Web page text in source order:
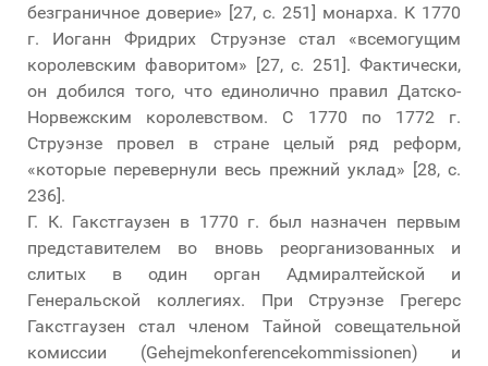
безграничное доверие» [27, с. 251] монарха. К 1770
г. Иоганн Фридрих Струэнзе стал «всемогущим
королевским фаворитом» [27, с. 251]. Фактически,
он добился того, что единолично правил Датско-
Норвежским королевством. С 1770 по 1772 г.
Струэнзе провел в стране целый ряд реформ,
«которые перевернули весь прежний уклад» [28, с.
236].
Г. К. Гакстгаузен в 1770 г. был назначен первым
представителем во вновь реорганизованных и
слитых в один орган Адмиралтейской и
Генеральской коллегиях. При Струэнзе Грегерс
Гакстгаузен стал членом Тайной совещательной
комиссии (Gehejmekonferencekommissionen) и